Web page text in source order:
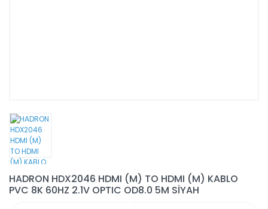
HADRON HDX2046 HDMI (M) TO HDMI (M) KABLO
PVC 8K 60HZ 2.1V OPTIC OD8.0 5M SİYAH